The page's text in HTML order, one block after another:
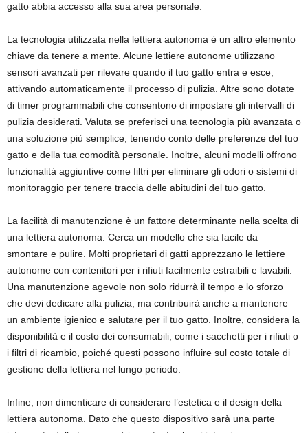
gatto abbia accesso alla sua area personale.
La tecnologia utilizzata nella lettiera autonoma è un altro elemento
chiave da tenere a mente. Alcune lettiere autonome utilizzano
sensori avanzati per rilevare quando il tuo gatto entra e esce,
attivando automaticamente il processo di pulizia. Altre sono dotate
di timer programmabili che consentono di impostare gli intervalli di
pulizia desiderati. Valuta se preferisci una tecnologia più avanzata o
una soluzione più semplice, tenendo conto delle preferenze del tuo
gatto e della tua comodità personale. Inoltre, alcuni modelli offrono
funzionalità aggiuntive come filtri per eliminare gli odori o sistemi di
monitoraggio per tenere traccia delle abitudini del tuo gatto.
La facilità di manutenzione è un fattore determinante nella scelta di
una lettiera autonoma. Cerca un modello che sia facile da
smontare e pulire. Molti proprietari di gatti apprezzano le lettiere
autonome con contenitori per i rifiuti facilmente estraibili e lavabili.
Una manutenzione agevole non solo ridurrà il tempo e lo sforzo
che devi dedicare alla pulizia, ma contribuirà anche a mantenere
un ambiente igienico e salutare per il tuo gatto. Inoltre, considera la
disponibilità e il costo dei consumabili, come i sacchetti per i rifiuti o
i filtri di ricambio, poiché questi possono influire sul costo totale di
gestione della lettiera nel lungo periodo.
Infine, non dimenticare di considerare l’estetica e il design della
lettiera autonoma. Dato che questo dispositivo sarà una parte